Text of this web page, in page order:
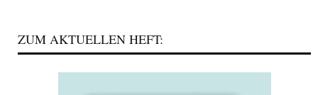
ZUM AKTUELLEN HEFT: